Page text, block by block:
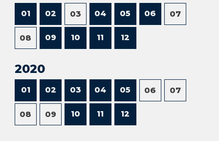
01 02 03 04 05 06 07
08 09 10 11 12
2020
01 02 03 04 05 06 07
08 09 10 11 12